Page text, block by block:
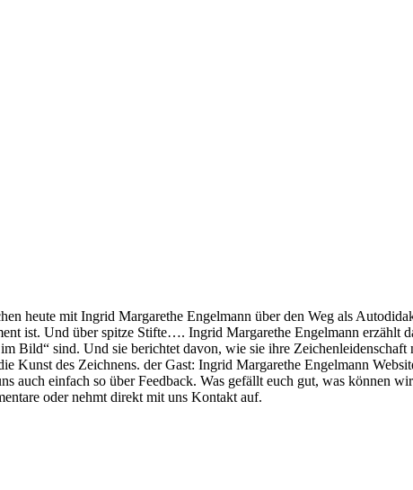
heute mit Ingrid Margarethe Engelmann über den Weg als
ist. Und über spitze Stifte…. Ingrid Margarethe Engelmann erzählt
Bild“ sind. Und sie berichtet davon, wie sie ihre
Kunst des Zeichnens. der Gast: Ingrid Margarethe Engelmann
einfach so über Feedback. Was gefällt euch gut, was können
oder nehmt direkt mit uns Kontakt auf.